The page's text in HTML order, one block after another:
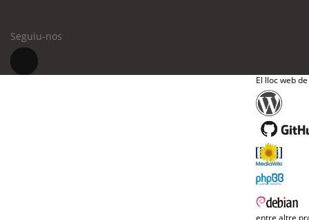
Seguiu-nos
El lloc web
entre altre